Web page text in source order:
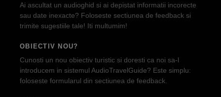
Ai ascultat un audioghid si ai depistat informatii incorecte
sau date inexacte? Foloseste sectiunea de feedback si
trimite sugestiile tale! Iti multumim!
OBIECTIV NOU?
Cunosti un nou obiectiv turistic si doresti ca noi sa-l
introducem in sistemul AudioTravelGuide? Este simplu:
foloseste formularul din sectiunea de feedback.